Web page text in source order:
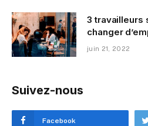
3 travailleurs
changer
juin 21, 2022
Suivez-nous
Facebook